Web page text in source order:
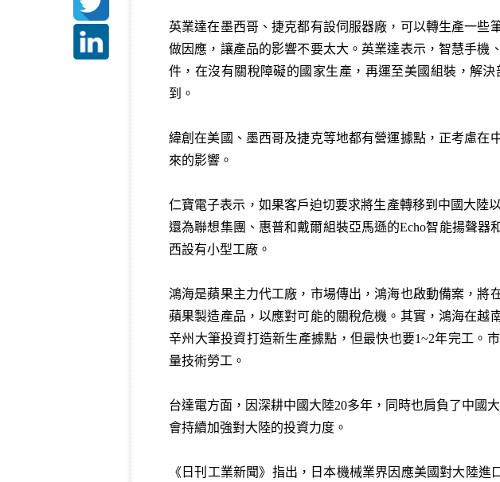
英業達在墨西哥、捷克都有設伺服器廠，可以轉生產一些
做因應，讓產品的影響不要太大。英業達表示，智慧手機
件，在沒有關稅障礙的國家生產，再運至美國組裝，解
到。
緯創在美國、墨西哥及捷克等地都有營運據點，正考慮在
來的影響。
仁寶電子表示，如果客戶迫切要求將生產轉移到中國大陸
還為聯想集團、惠普和戴爾組裝亞馬遜的Echo智能揚聲
西設有小型工廠。
鴻海是蘋果主力代工廠，市場傳出，鴻海也啟動備案，將
蘋果製造產品，以應對可能的關稅危機。其實，鴻海在越
辛州大筆投資打造新生產據點，但最快也要1~2年完工。
量技術勞工。
台達電方面，因深耕中國大陸20多年，同時也肩負了中國
會持續加強對大陸的投資力度。
《日刊工業新聞》指出，日本機械業界因應美國對大陸